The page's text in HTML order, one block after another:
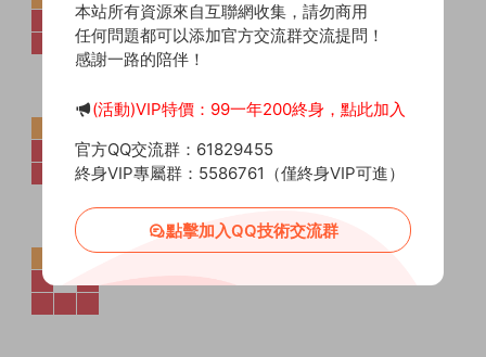
本站所有資源來自互聯網收集，請勿商用
任何問題都可以添加官方交流群交流提問！
感謝一路的陪伴！
(活動)VIP特價：99一年200終身，點此加入
官方QQ交流群：61829455
終身VIP專屬群：5586761（僅終身VIP可進）
點擊加入QQ技術交流群